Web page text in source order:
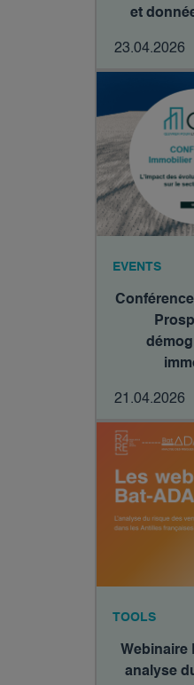
et
23.04.2026
EVENTS
21.04.2026
TOOLS
Webinaire
analyse